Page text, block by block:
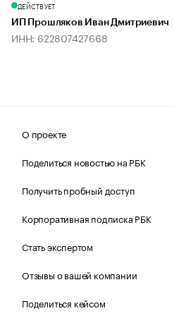
ДЕЙСТВУЕТ
ИП Прошляков Иван Дмитриевич
ИНН: 622807427668
О проекте
Поделиться новостью на РБК
Получить пробный доступ
Корпоративная подписка РБК
Стать экспертом
Отзывы о вашей компании
Поделиться кейсом